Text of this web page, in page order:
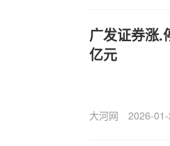
广发证券涨.
亿元
大河网 2026-